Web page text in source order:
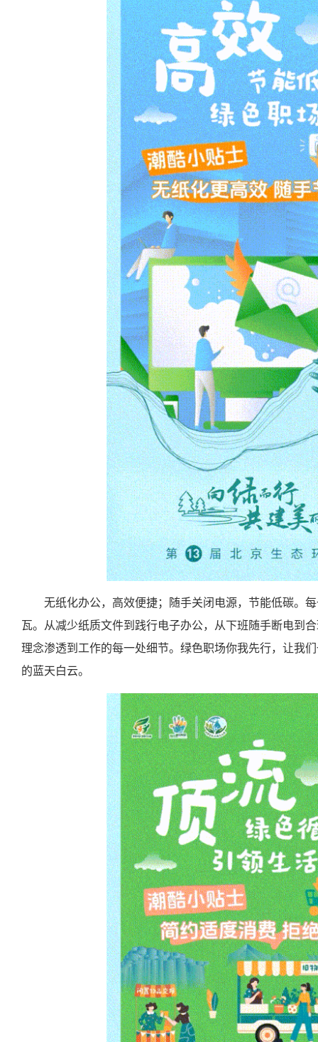
无纸化办公，高效便捷；随手关闭电源，节能低碳。
瓦。从减少纸质文件到践行电子办公，从下班随手断电到
理念渗透到工作的每一处细节。绿色职场你我先行，让我
的蓝天白云。